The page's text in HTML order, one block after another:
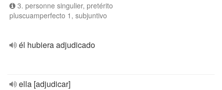
3. personne singulier, pretérito
pluscuamperfecto 1, subjuntivo
él hubiera adjudicado
ella [adjudicar]